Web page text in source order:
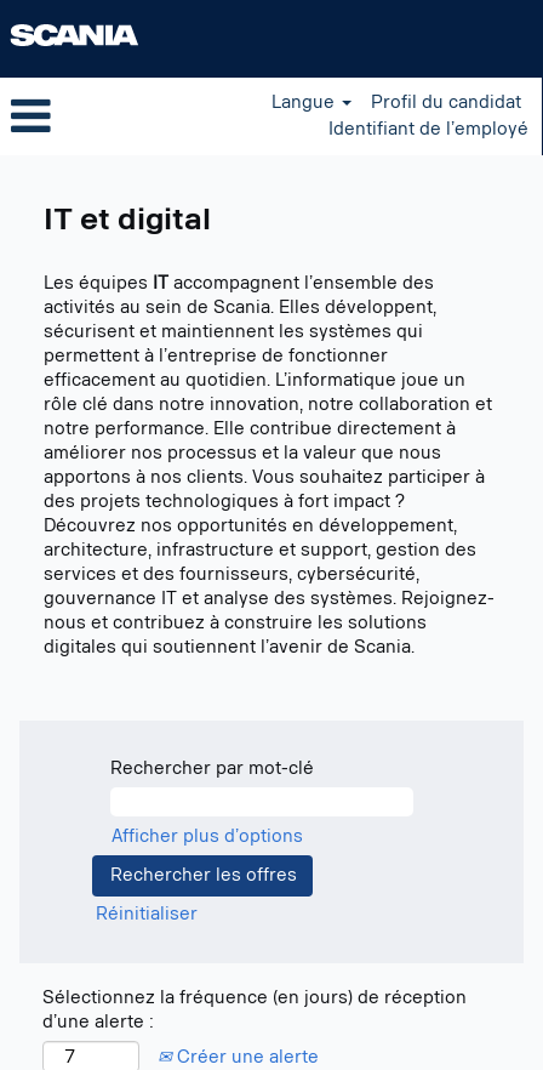
Langue
Profil du candidat
Identifiant de l’employé
FRIT et digital
Les équipes IT accompagnent l’ensemble des
activités au sein de Scania. Elles développent,
sécurisent et maintiennent les systèmes qui
permettent à l’entreprise de fonctionner
efficacement au quotidien. L’informatique joue un
rôle clé dans notre innovation, notre collaboration et
notre performance. Elle contribue directement à
améliorer nos processus et la valeur que nous
apportons à nos clients. Vous souhaitez participer à
des projets technologiques à fort impact ?
Découvrez nos opportunités en développement,
architecture, infrastructure et support, gestion des
services et des fournisseurs, cybersécurité,
gouvernance IT et analyse des systèmes. Rejoignez-
nous et contribuez à construire les solutions
digitales qui soutiennent l’avenir de Scania.
Rechercher par mot-clé
Afficher plus d’options
Réinitialiser
Sélectionnez la fréquence (en jours) de réception
d’une alerte :
Créer une alerte